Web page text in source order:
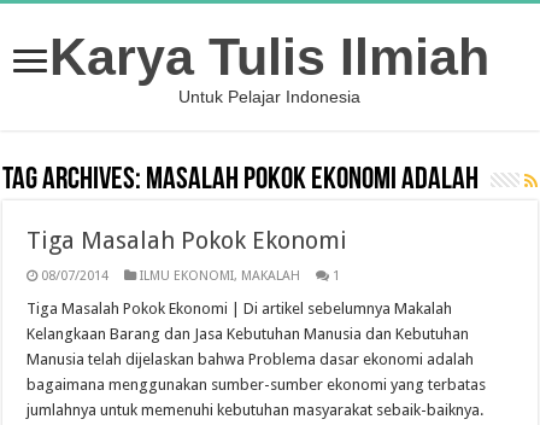
Karya Tulis Ilmiah
Untuk Pelajar Indonesia
Tag Archives: Masalah Pokok Ekonomi Adalah
Tiga Masalah Pokok Ekonomi
08/07/2014 ILMU EKONOMI, MAKALAH 1
Tiga Masalah Pokok Ekonomi | Di artikel sebelumnya Makalah
Kelangkaan Barang dan Jasa Kebutuhan Manusia dan Kebutuhan
Manusia telah dijelaskan bahwa Problema dasar ekonomi adalah
bagaimana menggunakan sumber-sumber ekonomi yang terbatas
jumlahnya untuk memenuhi kebutuhan masyarakat sebaik-baiknya.